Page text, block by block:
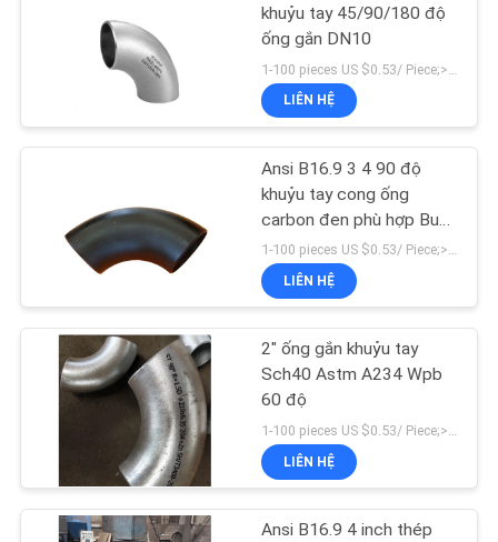
TRANG
CHÍNH
BẢO
MẬT
Phụ kiện rèn thép
không gỉ
Mặt bích bằng thép
carbon
khuỷu tay 45/90/180 độ
ống gắn DN10
LIÊN HỆ
Ansi B16.9 3 4 90 độ
khuỷu tay cong ống
carbon đen phù hợp Butt
hàn liền mạch
1-100 pieces US $0.53/ Piece;>100 pieces US $0.41/ Piece MOQ:1 miếng
LIÊN HỆ
2" ống gắn khuỷu tay
Sch40 Astm A234 Wpb
60 độ
1-100 pieces US $0.53/ Piece;>100 pieces US $0.41/ Piece MOQ:1 miếng
LIÊN HỆ
Ansi B16.9 4 inch thép